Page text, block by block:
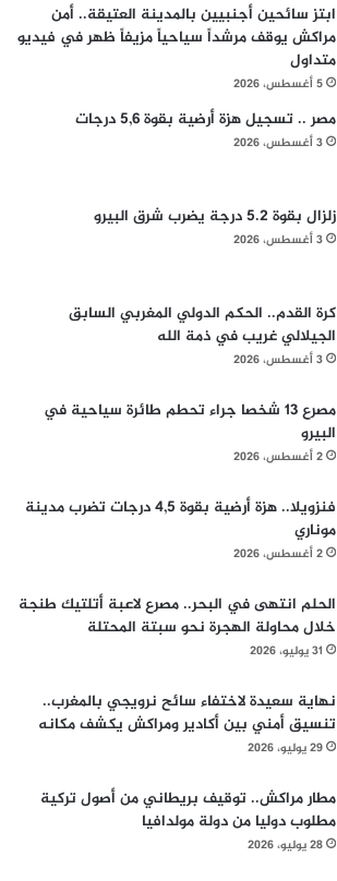
ابتز سائحين أجنبيين بالمدينة العتيقة.. أمن
مراكش يوقف مرشداً سياحياً مزيفاً ظهر في فيديو
متداول
5 أغسطس، 2026
مصر .. تسجيل هزة أرضية بقوة 5,6 درجات
3 أغسطس، 2026
زلزال بقوة 5.2 درجة يضرب شرق البيرو
3 أغسطس، 2026
كرة القدم.. الحكم الدولي المغربي السابق
الجيلالي غريب في ذمة الله
3 أغسطس، 2026
مصرع 13 شخصا جراء تحطم طائرة سياحية في
البيرو
2 أغسطس، 2026
فنزويلا.. هزة أرضية بقوة 4,5 درجات تضرب مدينة
موناري
2 أغسطس، 2026
الحلم انتهى في البحر.. مصرع لاعبة أتلتيك طنجة
خلال محاولة الهجرة نحو سبتة المحتلة
31 يوليو، 2026
نهاية سعيدة لاختفاء سائح نرويجي بالمغرب..
تنسيق أمني بين أكادير ومراكش يكشف مكانه
29 يوليو، 2026
مطار مراكش.. توقيف بريطاني من أصول تركية
مطلوب دوليا من دولة مولدافيا
28 يوليو، 2026